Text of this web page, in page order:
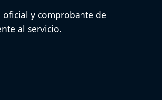
y comprobante de
al servicio.